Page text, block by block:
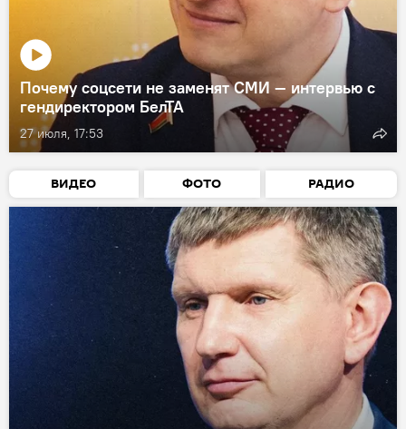
27 июля, 17:53
Почему соцсети не заменят СМИ — интервью с
гендиректором БелТА
ВИДЕО ФОТО РАДИО